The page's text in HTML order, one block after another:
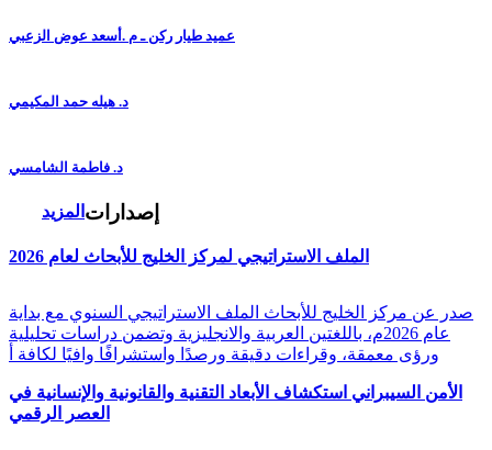
عميد طيار ركن ـ م .أسعد عوض الزعبي
د. هيله حمد المكيمي
د. فاطمة الشامسي
المزيد إصدارات
الملف الاستراتيجي لمركز الخليج للأبحاث لعام 2026
صدر عن مركز الخليج للأبحاث الملف الاستراتيجي السنوي مع بداية
عام 2026م، باللغتين العربية والانجليزية وتضمن دراسات تحليلية
ورؤى معمقة، وقراءات دقيقة ورصدًا واستشرافًا وافيًا لكافة أ
الأمن السيبراني استكشاف الأبعاد التقنية والقانونية والإنسانية في
العصر الرقمي